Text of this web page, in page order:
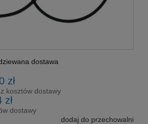
dostawa
zł
kosztów dostawy
zł
dostawy
dodaj do przechowalni